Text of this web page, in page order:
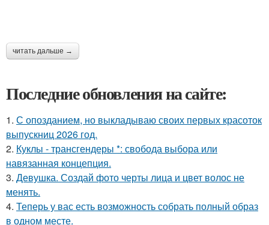
читать дальше →
Последние обновления на сайте:
1. С опозданием, но выкладываю своих первых красоток
выпускниц 2026 год.
2. Куклы - трансгендеры *: свобода выбора или
навязанная концепция.
3. Девушка. Создай фото черты лица и цвет волос не
менять.
4. Теперь у вас есть возможность собрать полный образ
в одном месте.